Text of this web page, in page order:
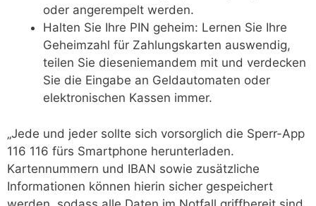
oder angerempelt werden.
Halten Sie Ihre PIN geheim: Lernen Sie Ihre
Geheimzahl für Zahlungskarten auswendig,
teilen Sie dieseniemandem mit und verdecken
Sie die Eingabe an Geldautomaten oder
elektronischen Kassen immer.
„Jede und jeder sollte sich vorsorglich die Sperr-App
116 116 fürs Smartphone herunterladen.
Kartennummern und IBAN sowie zusätzliche
Informationen können hierin sicher gespeichert